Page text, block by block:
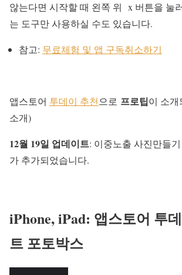
않는다면 시작할 때 왼쪽 위 x 버튼을 눌
는 도구만 사용하실 수도 있습니다.
참고: 무료체험 및 앱 구독취소하기
앱스토어 투데이 추천으로 프로팁이 소개
소개)
12월 19일 업데이트: 이중노출 사진만들
가 추가되었습니다.
iPhone, iPad: 앱스토어 투
트 포토박스